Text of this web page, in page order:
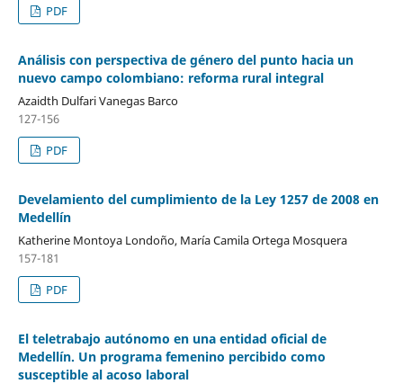
PDF
Análisis con perspectiva de género del punto hacia un
nuevo campo colombiano: reforma rural integral
Azaidth Dulfari Vanegas Barco
127-156
PDF
Develamiento del cumplimiento de la Ley 1257 de 2008 en
Medellín
Katherine Montoya Londoño, María Camila Ortega Mosquera
157-181
PDF
El teletrabajo autónomo en una entidad oficial de
Medellín. Un programa femenino percibido como
susceptible al acoso laboral